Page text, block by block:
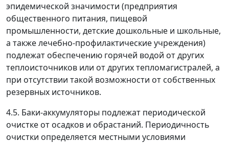
эпидемической значимости (предприятия
общественного питания, пищевой
промышленности, детские дошкольные и школьные,
а также лечебно-профилактические учреждения)
подлежат обеспечению горячей водой от других
теплоисточников или от других тепломагистралей, а
при отсутствии такой возможности от собственных
резервных источников.
4.5. Баки-аккумуляторы подлежат периодической
очистке от осадков и обрастаний. Периодичность
очистки определяется местными условиями